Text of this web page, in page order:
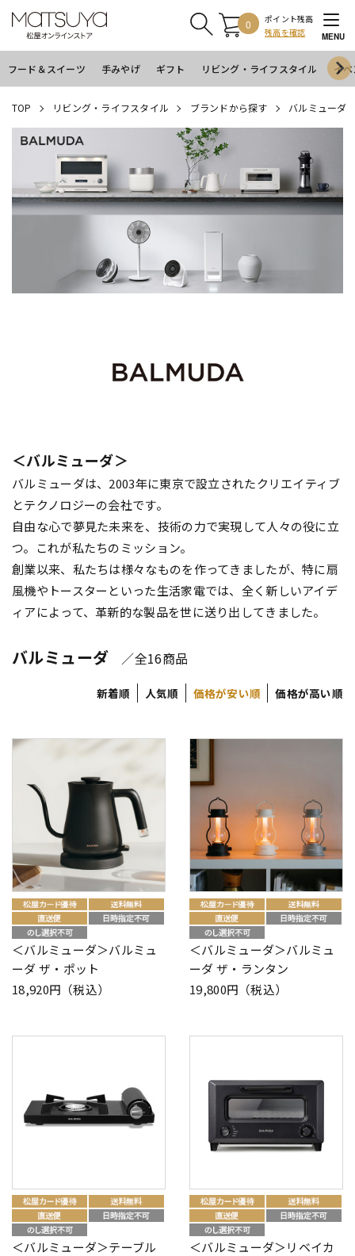
0
ポイント残高
残高を確認
MENU
フード＆スイーツ 手みやげ ギフト リビング・ライフスタイル イ
TOP リビング・ライフスタイル ブランドから探す バルミューダ
＜バルミューダ＞
バルミューダは、2003年に東京で設立されたクリエイティブ
とテクノロジーの会社です。
自由な心で夢見た未来を、技術の力で実現して人々の役に立
つ。これが私たちのミッション。
創業以来、私たちは様々なものを作ってきましたが、特に扇
風機やトースターといった生活家電では、全く新しいアイデ
ィアによって、革新的な製品を世に送り出してきました。
バルミューダ ／全16商品
新着順 人気順 価格が安い順 価格が高い順
＜バルミューダ＞バルミュ
ーダ ザ・ポット
18,920円（税込）
＜バルミューダ＞バルミュ
ーダ ザ・ランタン
19,800円（税込）
＜バルミューダ＞テーブル
＜バルミューダ＞リベイカ